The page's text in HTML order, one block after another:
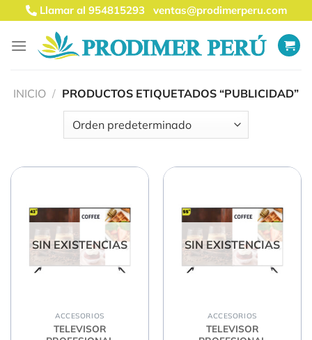
Saltar
al
contenido
Llamar al 954815293ventas@prodimerperu.com
INICIO / PRODUCTOS ETIQUETADOS “PUBLICIDAD”
SIN EXISTENCIAS
ACCESORIOS
TELEVISOR
SIN EXISTENCIAS
ACCESORIOS
TELEVISOR